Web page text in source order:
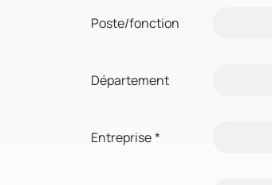
Poste/fonction
Département
Entreprise*